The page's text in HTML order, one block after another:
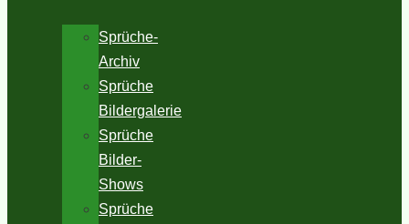
Sprüche-
Archiv
Sprüche
Bildergalerie
Sprüche
Bilder-
Shows
Sprüche